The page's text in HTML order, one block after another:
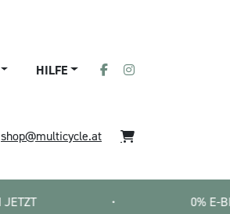
HILFE
shop@multicycle.at
0% E-BIKE